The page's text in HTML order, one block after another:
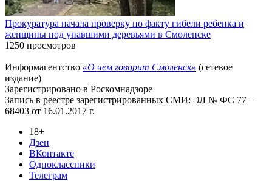
Прокуратура начала проверку по факту гибели ребенка и
женщины под упавшими деревьями в Смоленске
1250 просмотров
Информагентство «О чём говорит Смоленск» (сетевое
издание)
Зарегистрировано в Роскомнадзоре
Запись в реестре зарегистрированных СМИ: ЭЛ № ФС 77 –
68403 от 16.01.2017 г.
18+
Дзен
ВКонтакте
Одноклассники
Телеграм